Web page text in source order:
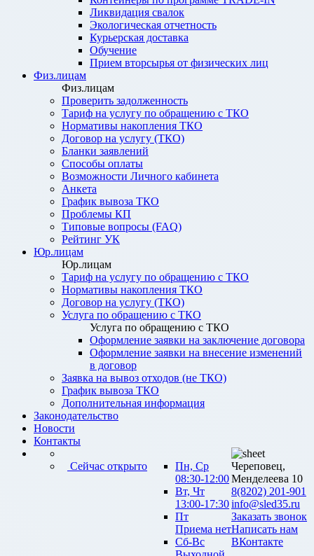
Ликвидация свалок
Экологическая отчетность
Курьерская доставка
Обучение
Прием вторсырья от физических лиц
Физ.лицам
Физ.лицам
Проверить задолженность
Тариф на услугу по обращению с ТКО
Нормативы накопления ТКО
Договор на услугу (ТКО)
Бланки заявлений
Способы оплаты
Возможности Личного кабинета
Анкета
График вывоза ТКО
Проблемы КП
Типовые вопросы (FAQ)
Рейтинг УК
Юр.лицам
Юр.лицам
Тариф на услугу по обращению с ТКО
Нормативы накопления ТКО
Договор на услугу (ТКО)
Услуга по обращению с ТКО
Услуга по обращению с ТКО
Оформление заявки на заключение договора
Оформление заявки на внесение изменений
в договор
Заявка на вывоз отходов (не ТКО)
График вывоза ТКО
Дополнительная информация
Законодательство
Новости
Контакты
Сейчас открыто
Пн, Ср
08:30-12:00
Вт, Чт
13:00-17:30
Пт
Приема нет
Сб-Вс
Череповец,
Менделеева 10
8(8202) 201-901
info@sled35.ru
Заказать звонок
Написать нам
ВКонтакте